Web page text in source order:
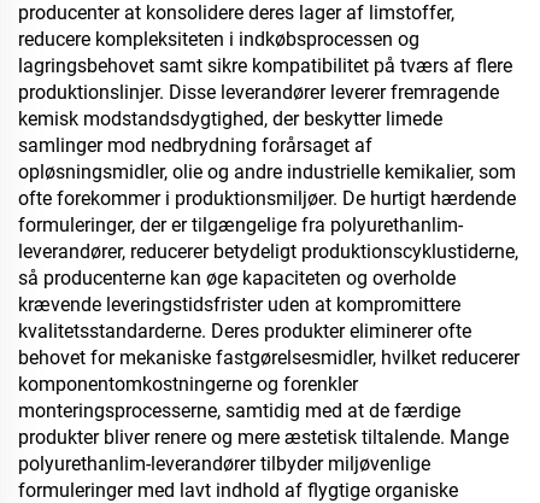
producenter at konsolidere deres lager af limstoffer,
reducere kompleksiteten i indkøbsprocessen og
lagringsbehovet samt sikre kompatibilitet på tværs af flere
produktionslinjer. Disse leverandører leverer fremragende
kemisk modstandsdygtighed, der beskytter limede
samlinger mod nedbrydning forårsaget af
opløsningsmidler, olie og andre industrielle kemikalier, som
ofte forekommer i produktionsmiljøer. De hurtigt hærdende
formuleringer, der er tilgængelige fra polyurethanlim-
leverandører, reducerer betydeligt produktionscyklustiderne,
så producenterne kan øge kapaciteten og overholde
krævende leveringstidsfrister uden at kompromittere
kvalitetsstandarderne. Deres produkter eliminerer ofte
behovet for mekaniske fastgørelsesmidler, hvilket reducerer
komponentomkostningerne og forenkler
monteringsprocesserne, samtidig med at de færdige
produkter bliver renere og mere æstetisk tiltalende. Mange
polyurethanlim-leverandører tilbyder miljøvenlige
formuleringer med lavt indhold af flygtige organiske